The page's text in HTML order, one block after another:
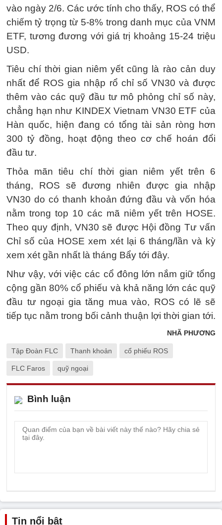
vào ngày 2/6. Các ước tính cho thấy, ROS có thể
chiếm tỷ trọng từ 5-8% trong danh mục của VNM
ETF, tương đương với giá trị khoảng 15-24 triệu
USD.
Tiêu chí thời gian niêm yết cũng là rào cản duy
nhất để ROS gia nhập rổ chỉ số VN30 và được
thêm vào các quỹ đầu tư mô phỏng chỉ số này,
chẳng hạn như KINDEX Vietnam VN30 ETF của
Hàn quốc, hiện đang có tổng tài sản ròng hơn
300 tỷ đồng, hoạt động theo cơ chế hoán đổi
đầu tư.
Thỏa mãn tiêu chí thời gian niêm yết trên 6
tháng, ROS sẽ đương nhiên được gia nhập
VN30 do có thanh khoản đứng đầu và vốn hóa
nằm trong top 10 các mã niêm yết trên HOSE.
Theo quy định, VN30 sẽ được Hội đồng Tư vấn
Chỉ số của HOSE xem xét lại 6 tháng/lần và kỳ
xem xét gần nhất là tháng Bẩy tới đây.
Như vậy, với việc các cổ đông lớn nắm giữ tổng
cộng gần 80% cổ phiếu và khả năng lớn các quỹ
đầu tư ngoại gia tăng mua vào, ROS có lẽ sẽ
tiếp tục nằm trong bối cảnh thuận lợi thời gian tới.
NHÃ PHƯƠNG
Tập Đoàn FLC Thanh khoản cổ phiếu ROS
FLC Faros quỹ ngoại
Bình luận
Tin nổi bật